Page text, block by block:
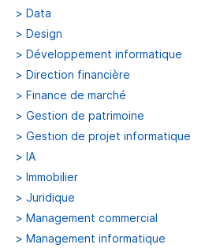
> Data
> Design
> Développement informatique
> Direction financière
> Finance de marché
> Gestion de patrimoine
> Gestion de projet informatique
> IA
> Immobilier
> Juridique
> Management commercial
> Management informatique